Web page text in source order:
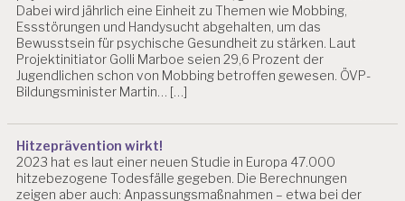
Dabei wird jährlich eine Einheit zu Themen wie Mobbing,
Essstörungen und Handysucht abgehalten, um das
Bewusstsein für psychische Gesundheit zu stärken. Laut
Projektinitiator Golli Marboe seien 29,6 Prozent der
Jugendlichen schon von Mobbing betroffen gewesen. ÖVP-
Bildungsminister Martin… […]
Hitzeprävention wirkt!
2023 hat es laut einer neuen Studie in Europa 47.000
hitzebezogene Todesfälle gegeben. Die Berechnungen
zeigen aber auch: Anpassungsmaßnahmen – etwa bei der